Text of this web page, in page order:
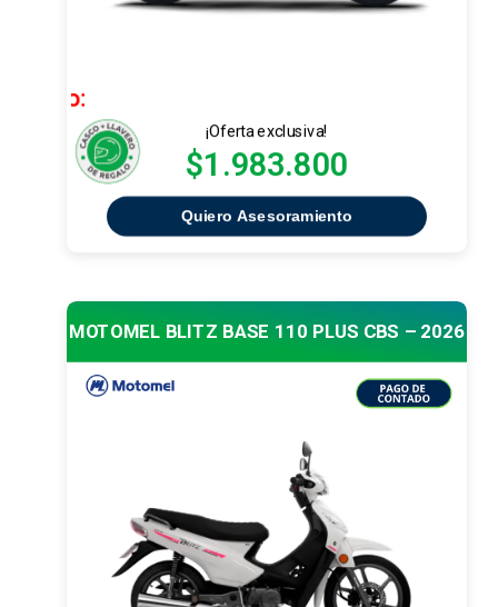
¡Oferta exclusiva!
$1.983.800
Quiero Asesoramiento
MOTOMEL BLITZ BASE 110 PLUS CBS – 2026